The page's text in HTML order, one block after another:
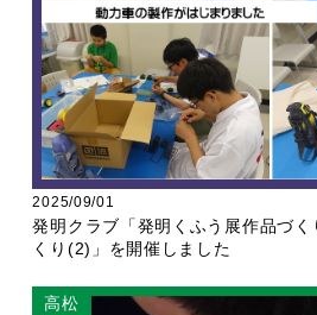
2025/09/01
発明クラブ「発明くふう展作品づ
くり(2)」を開催しました
高松